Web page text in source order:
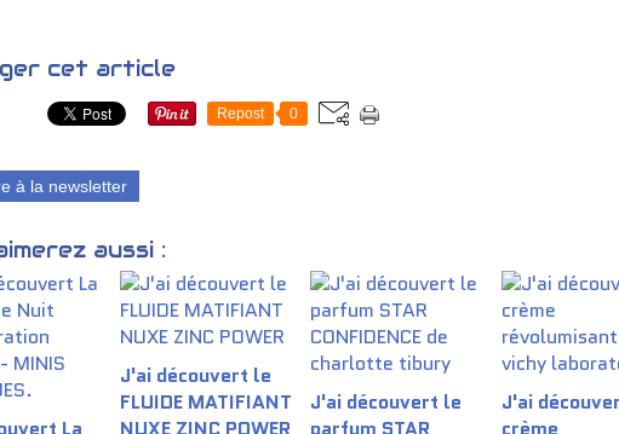
cet article
Repost 0
à la newsletter
aussi :
J'ai découvert le
FLUIDE MATIFIANT
J'ai découvert le
J'ai